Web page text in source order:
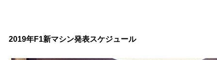
2019年F1新マシン発表スケジュール